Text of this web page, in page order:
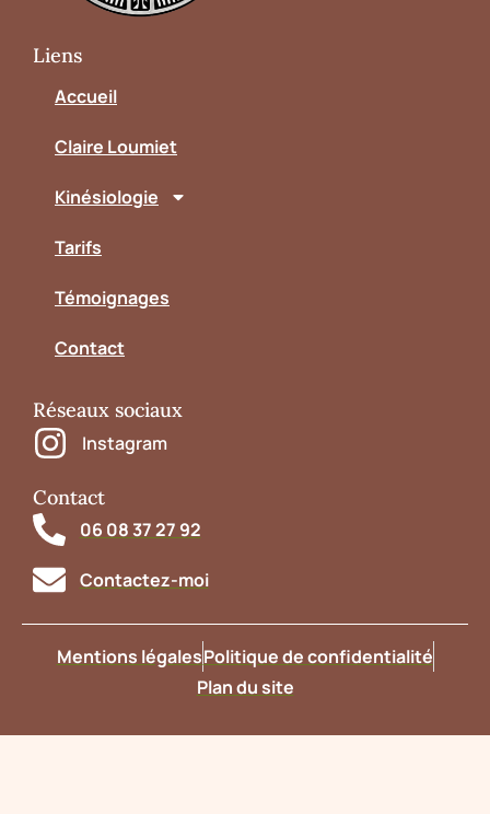
Liens
Accueil
Claire Loumiet
Kinésiologie
Tarifs
Témoignages
Contact
Réseaux sociaux
Instagram
Contact
06 08 37 27 92
Contactez-moi
Mentions légalesPolitique de confidentialité
Plan du site